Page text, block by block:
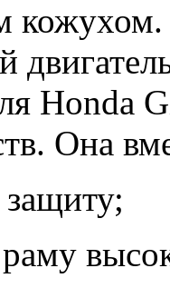
Honda
Она